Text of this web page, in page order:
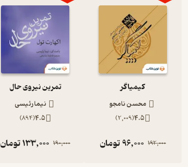
کیمیاگر
محسن نامجو
4.5
(
2,009
)
192,000
96,000تومان
تمرین نیروی حال
نیما رئیسی
4.5
(
894
)
190,000
133,000تومان